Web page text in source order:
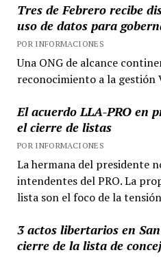
Tres de Febrero recibe
uso de datos para
POR INFORMACIONES
Una ONG de alcance
reconocimiento a la gestión
El acuerdo LLA-PRO en
el cierre de listas
POR INFORMACIONES
La hermana del presidente
intendentes del PRO. La
lista son el foco de la
3 actos libertarios en
cierre de la lista de